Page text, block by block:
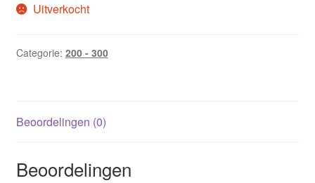
Uitverkocht
Categorie: 200 - 300
Beoordelingen (0)
Beoordelingen